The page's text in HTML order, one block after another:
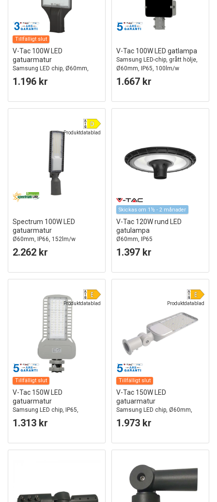
Tillfälligt slut
V-Tac 100W LED
gatuarmatur
Samsung LED chip, Ø60mm,
IP65, 84lm/w
1.196 kr
V-Tac 100W LED gatlampa
Samsung LED-chip, grått hölje,
Ø60mm, IP65, 100lm/w
1.667 kr
Produktdatablad
Spectrum 100W LED
gatuarmatur
Ø60mm, IP66, 152lm/w
2.262 kr
Skickas om 1½ - 2 månader
V-Tac 120W rund LED
gatulampa
Ø60mm, IP65
1.397 kr
Produktdatablad
Tillfälligt slut
V-Tac 150W LED
gatuarmatur
Samsung LED chip, IP65,
120lm/w
1.313 kr
Produktdatablad
Tillfälligt slut
V-Tac 150W LED
gatuarmatur
Samsung LED chip, Ø60mm,
IP65, 100lm/w
1.973 kr